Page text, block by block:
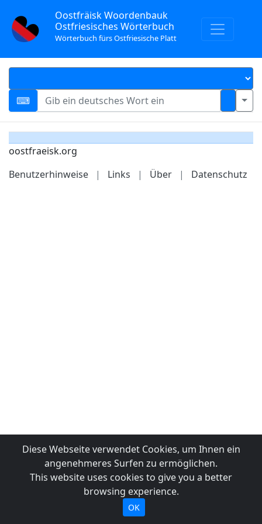
Oostfräisk Woordenbauk
Ostfriesisches Wörterbuch
Wörterbuch fürs Ostfriesische Platt
oostfraeisk.org
Benutzerhinweise
| Links | Über | Datenschutz
Diese Webseite verwendet Cookies, um Ihnen ein
angenehmeres Surfen zu ermöglichen.
This website uses cookies to give you a better
browsing experience.
OK